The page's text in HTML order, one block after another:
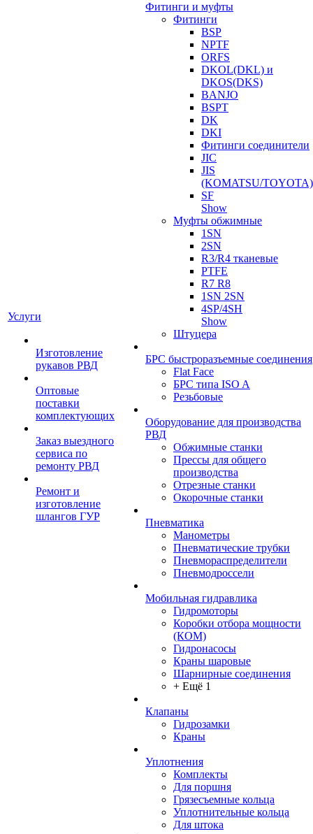
Услуги
Изготовление
рукавов РВД
Оптовые
поставки
комплектующих
Заказ выездного
сервиса по
ремонту РВД
Ремонт и
изготовление
шлангов ГУР
Фитинги и муфты
Фитинги
BSP
NPTF
ORFS
DKOL(DKL) и
DKOS(DKS)
BANJO
BSPT
DK
DKI
Фитинги соединители
JIC
JIS
(KOMATSU/TOYOTA)
SF
Show
Муфты обжимные
1SN
2SN
R3/R4 тканевые
PTFE
R7 R8
1SN 2SN
4SP/4SH
Show
Штуцера
БРС быстроразъемные соединения
Flat Face
БРС типа ISO A
Резьбовые
Оборудование для производства
РВД
Обжимные станки
Прессы для общего
производства
Отрезные станки
Окорочные станки
Пневматика
Манометры
Пневматические трубки
Пневмораспределители
Пневмодроссели
Мобильная гидравлика
Гидромоторы
Коробки отбора мощности
(КОМ)
Гидронасосы
Краны шаровые
Шарнирные соединения
+ Ещё 1
Клапаны
Гидрозамки
Краны
Уплотнения
Комплекты
Для поршня
Грязесъемные кольца
Уплотнительные кольца
Для штока